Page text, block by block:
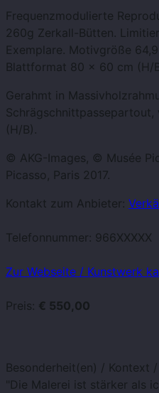
Frequenzmodulierte
260g Zerkall-Bütten.
Exemplare. Motivgröße
Blattformat 80 x 60 cm (H/
Gerahmt in
(H/B).
© AKG-Images, © Musée
Picasso, Paris 2017.
Kontakt zum Anbieter:
Telefonnummer: 966XXXXX
Zur Webseite / Kunstwerk
Preis: € 550,00
Besonderheit(en) / Kontext
"Die Malerei ist stärker als